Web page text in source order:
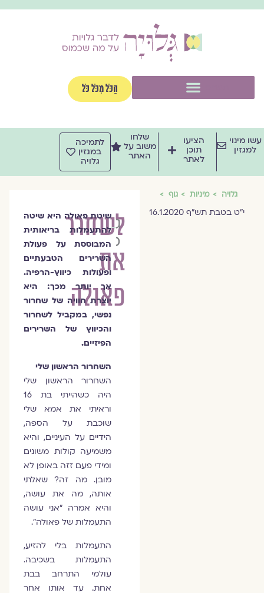
הַכֹּל מִכֹּל כֹּל
מינוי
למגזין
הציעו
תוכן
לאתר
שלחו
משוב על
האתר
לתמיכה
במגזין
גלויה
גלויה מיניות גוף
י"ט בטבת תש"ף 16.1.2020
לשחרר
את
פאולה
גילי
כ״ץ
שיטת פאולה היא שיטה
להתעמלות בריאותית
המבוססת על פעולת
השרירים הטבעתיים
ופעולות כיווץ-הרפיה.
אך יותר מכך: היא
יוצרת חוויה של שחרור
נפשי, במקביל לשחרור
והכיווץ של השרירים
הפיזיים.
השחרור הראשון שלי
השחרור הראשון שלי
היה כשהייתי בת 16
וראיתי את אמא שלי
שוכבת על הספה,
הידיים על העיניים, והיא
משמיעה קולות משונים
ומידי פעם זזה באופן לא
מובן. מה זה? שאלתי
אותה, מה את עושה,
והיא אמרה "אני עושה
התעמלות של פאולה".
התעמלות בלי להזיע,
התעמלות בשכיבה.
עולמי התרחב בבת
אחת. עד אותו אחר